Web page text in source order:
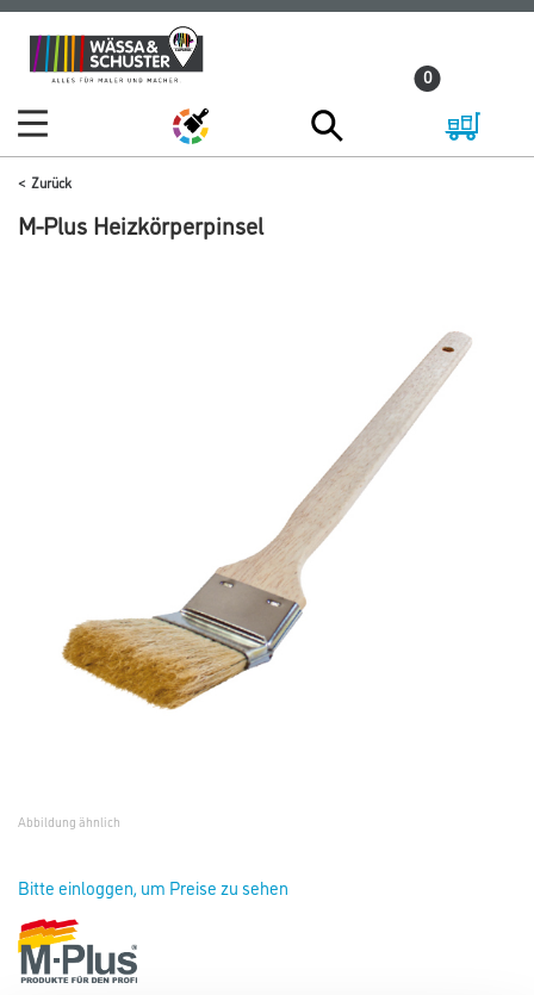
Zum
Inhalt
Zum
Navigationsmenü
0
Zurück
M-Plus Heizkörperpinsel
Abbildung ähnlich
Bitte einloggen, um Preise zu sehen